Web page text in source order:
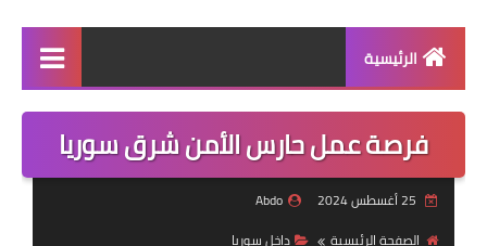
الرئيسية
القائمة
مناقصات
فرصة عمل حارس الأمن شرق سوريا
Abdo
الصفحة الرئيسية
داخل سوريا